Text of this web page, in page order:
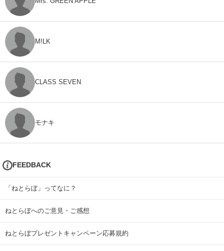
M!LK
CLASS SEVEN
モナキ
FEEDBACK
「ねとらぼ」ってなに？
ねとらぼへのご意見・ご感想
ねとらぼプレゼントキャンペーン応募規約